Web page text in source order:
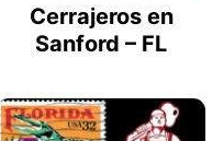
Cerrajeros en
Sanford – FL